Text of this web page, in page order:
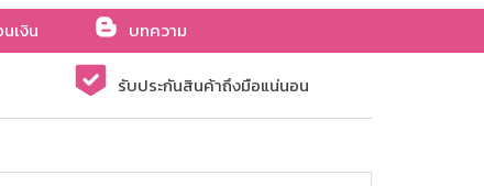
เงิน
บทความ
รับประกันสินค้าถึงมือแน่นอน